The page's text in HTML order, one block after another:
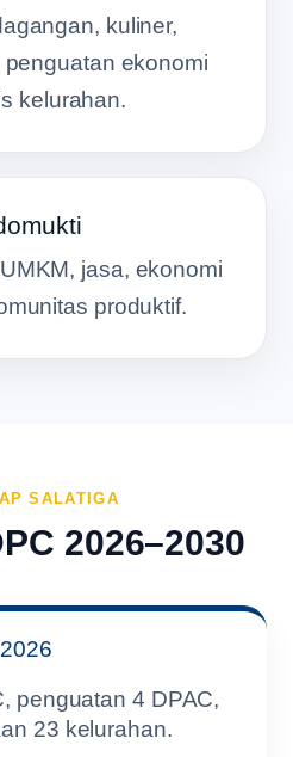
kuliner,
penguatan ekonomi
kelurahan.
jasa, ekonomi
produktif.
SALATIGA
2026–2030
2026
penguatan 4 DPAC,
23 kelurahan.